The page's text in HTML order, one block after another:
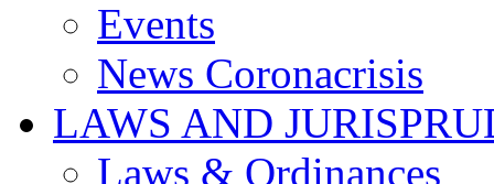
Events
News Coronacrisis
LAWS AND
Laws & Ordinances